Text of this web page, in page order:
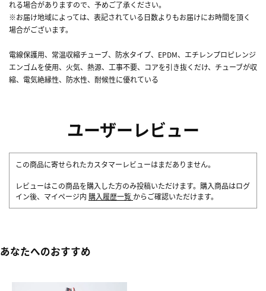
れる場合がありますので、予めご了承ください。
※お届け地域によっては、表記されている日数よりもお届けにお時間を頂く
場合がございます。
電線保護用、常温収縮チューブ、防水タイプ、EPDM、エチレンプロピレンジ
エンゴムを使用、火気、熱源、工事不要、コアを引き抜くだけ、チューブが収
縮、電気絶縁性、防水性、耐候性に優れている
ユーザーレビュー
この商品に寄せられたカスタマーレビューはまだありません。
レビューはこの商品を購入した方のみ投稿いただけます。購入商品はログ
イン後、マイページ内 購入履歴一覧 からご確認いただけます。
あなたへのおすすめ